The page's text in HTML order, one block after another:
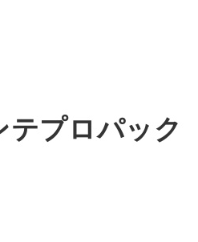
テプロパック